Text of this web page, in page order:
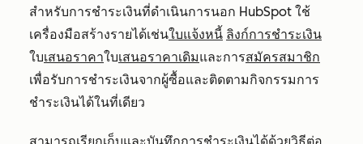
สำหรับการชำระเงินที่ดำเนินการนอก HubSpot ใช้
เครื่องมือสร้างรายได้เช่นใบแจ้งหนี้ ลิงก์การชำระเงิน
ใบเสนอราคาใบเสนอราคาเดิมและการสมัครสมาชิก
เพื่อรับการชำระเงินจากผู้ซื้อและติดตามกิจกรรมการ
ชำระเงินได้ในที่เดียว